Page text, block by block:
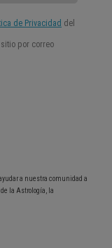
a nuestra comunidad a
la Astrología, la